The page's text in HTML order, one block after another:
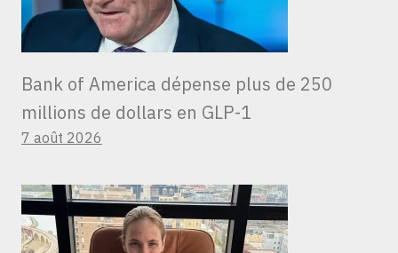
Bank of America dépense plus de 250
millions de dollars en GLP-1
7 août 2026